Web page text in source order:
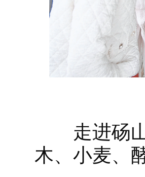
走进砀山
木、小麦、